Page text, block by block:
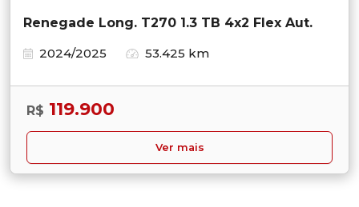
Renegade Long. T270 1.3 TB 4x2 Flex Aut.
2024/2025
53.425 km
R$ 119.900
Ver mais